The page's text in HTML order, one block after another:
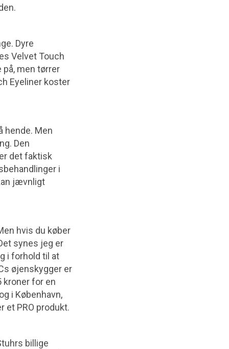
Dyre
Velvet Touch
men tørrer
Eyeliner koster
hende. Men
Den
det faktisk
i
jævnligt
hvis du køber
synes jeg er
i forhold til at
øjenskygger er
kroner for en
i København,
et PRO produkt.
billige